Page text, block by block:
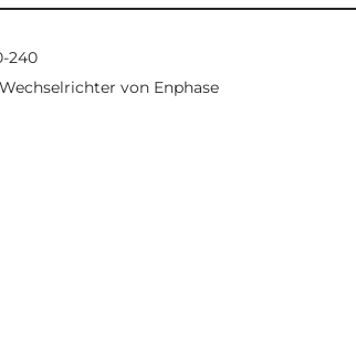
240
von Enphase